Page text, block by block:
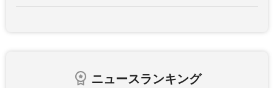
ニュースランキング